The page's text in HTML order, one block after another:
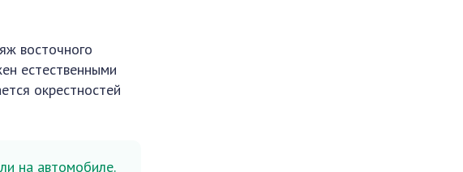
восточного
естественными
окрестностей
на автомобиле.